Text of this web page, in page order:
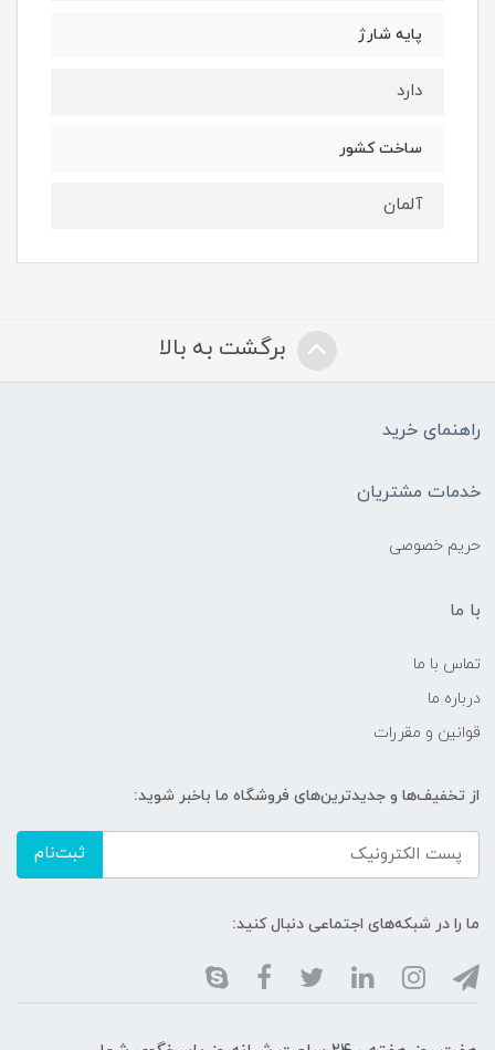
پایه شارژ
دارد
ساخت کشور
آلمان
برگشت به بالا
راهنمای خرید
خدمات مشتریان
حریم خصوصی
با ما
تماس با ما
درباره ما
قوانین و مقررات
از تخفیف‌ها و جدیدترین‌های فروشگاه ما باخبر شوید:
ثبت‌نام
ما را در شبکه‌های اجتماعی دنبال کنید: